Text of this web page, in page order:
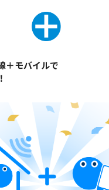
＋モバイルで